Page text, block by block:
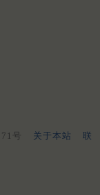
号 关于本站
联